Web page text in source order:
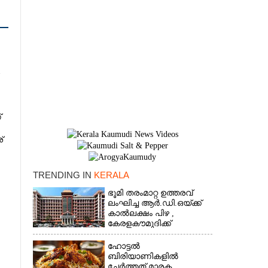
TRENDING IN KERALA
ഭൂമി തരംമാറ്റ ഉത്തരവ്
ലംഘിച്ച ആർ.ഡി.ഒയ്ക്ക്
കാൽലക്ഷം പിഴ ,​
കേരളകൗമുദിക്ക്
ഹൈക്കോടതിയുടെ
പ്രശംസ
ഹോട്ടൽ
ബിരിയാണികളിൽ
×